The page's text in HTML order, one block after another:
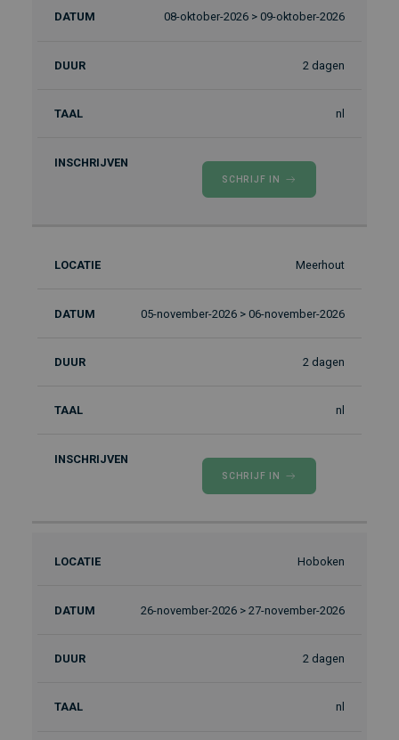
08-oktober-2026 > 09-oktober-2026
2 dagen
nl
SCHRIJF IN
Meerhout
05-november-2026 > 06-november-2026
2 dagen
nl
SCHRIJF IN
Hoboken
26-november-2026 > 27-november-2026
2 dagen
nl